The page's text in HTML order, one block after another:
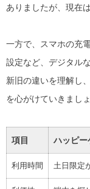
ありましたが、現在
一方で、スマホの充
設定など、デジタル
新旧の違いを理解し、
を心がけていきましょ
項目 ハッピー
利用時間 土日限定